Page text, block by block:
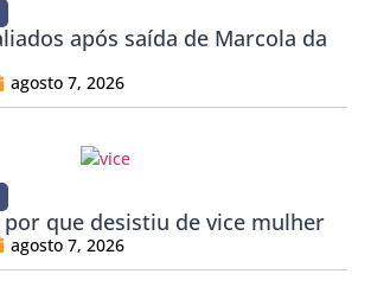
após saída de Marcola da
agosto 7, 2026
por que desistiu de vice mulher
agosto 7, 2026